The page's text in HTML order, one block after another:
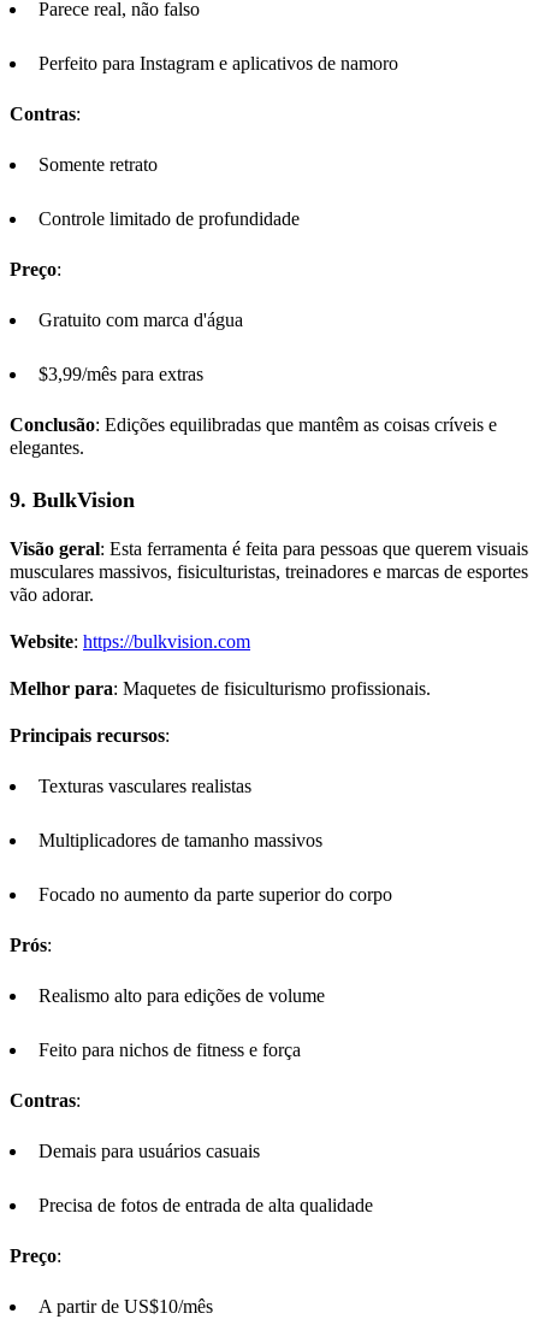
Parece real, não falso
Perfeito para Instagram e aplicativos de namoro
Contras:
Somente retrato
Controle limitado de profundidade
Preço:
Gratuito com marca d'água
$3,99/mês para extras
Conclusão: Edições equilibradas que mantêm as coisas críveis e
elegantes.
9. BulkVision
Visão geral: Esta ferramenta é feita para pessoas que querem visuais
musculares massivos, fisiculturistas, treinadores e marcas de esportes
vão adorar.
Website: https://bulkvision.com
Melhor para: Maquetes de fisiculturismo profissionais.
Principais recursos:
Texturas vasculares realistas
Multiplicadores de tamanho massivos
Focado no aumento da parte superior do corpo
Prós:
Realismo alto para edições de volume
Feito para nichos de fitness e força
Contras:
Demais para usuários casuais
Precisa de fotos de entrada de alta qualidade
Preço:
A partir de US$10/mês